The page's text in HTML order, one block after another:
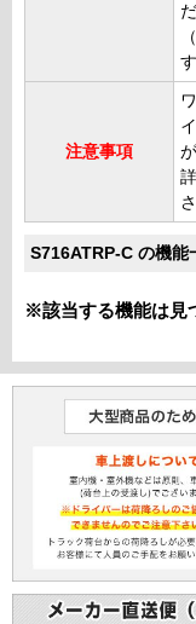
注意事項
S716ATRP-C の機能
※該当する機能は見